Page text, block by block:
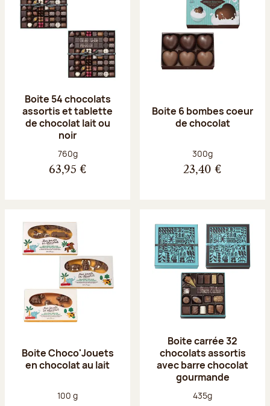
Boite 54 chocolats
assortis et tablette
de chocolat lait ou
noir
Poids net :
760g
63,95 €
Boite 6 bombes coeur
de chocolat
Poids net :
300g
23,40 €
Boite Choco'Jouets
en chocolat au lait
Poids net :
100 g
Boite carrée 32
chocolats assortis
avec barre chocolat
gourmande
Poids net :
435g